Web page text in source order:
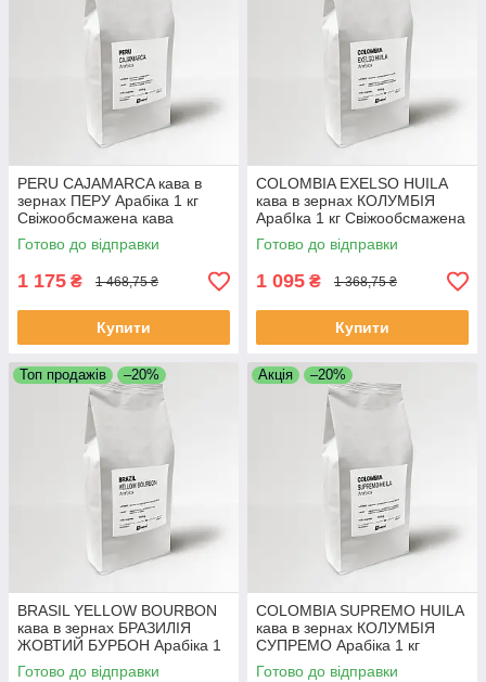
PERU CAJAMARCA кава в
зернах ПЕРУ Арабіка 1 кг
Свіжообсмажена кава
Готово до відправки
1 175 ₴ 1 468,75 ₴
Купити
COLOMBIA EXELSO HUILA
кава в зернах КОЛУМБІЯ
АрабІка 1 кг Свіжообсмажена
кава
Готово до відправки
1 095 ₴ 1 368,75 ₴
Купити
Топ продажів –20%
BRASIL YELLOW BOURBON
кава в зернах БРАЗИЛІЯ
ЖОВТИЙ БУРБОН Арабіка 1
кг Свіжообсмажена кава
Готово до відправки
Акція –20%
COLOMBIA SUPREMO HUILA
кава в зернах КОЛУМБІЯ
СУПРЕМО Арабіка 1 кг
Свіжообсмажена кава
Готово до відправки